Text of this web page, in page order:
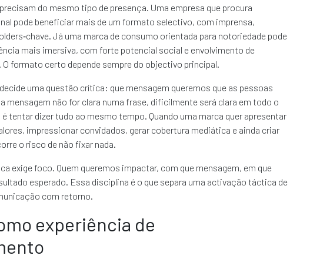
do mesmo tipo de presença. Uma empresa que procura
pode beneficiar mais de um formato selectivo, com imprensa,
Já uma marca de consumo orientada para notoriedade pode
mais imersiva, com forte potencial social e envolvimento de
formato certo depende sempre do objectivo principal.
uma questão crítica: que mensagem queremos que as pessoas
mensagem não for clara numa frase, dificilmente será clara em todo o
tentar dizer tudo ao mesmo tempo. Quando uma marca quer apresentar
impressionar convidados, gerar cobertura mediática e ainda criar
o risco de não fixar nada.
exige foco. Quem queremos impactar, com que mensagem, em que
esperado. Essa disciplina é o que separa uma activação táctica de
com retorno.
experiência de